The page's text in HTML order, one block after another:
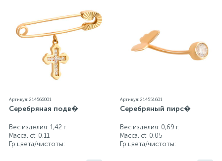
Артикул: 214566001
Серебряная подв�
Вес изделия: 1,42 г.
Масса, ct: 0,11
Гр.цвета/чистоты:
Артикул: 214551601
Серебряный пирс�
Вес изделия: 0,69 г.
Масса, ct: 0,05
Гр.цвета/чистоты: